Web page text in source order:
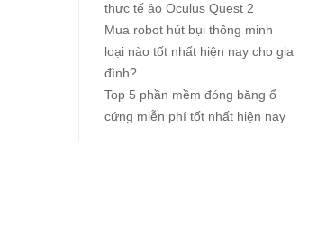
thực tế ảo Oculus Quest 2
Mua robot hút bụi thông minh
loại nào tốt nhất hiện nay cho gia
đình?
Top 5 phần mềm đóng băng ổ
cứng miễn phí tốt nhất hiện nay